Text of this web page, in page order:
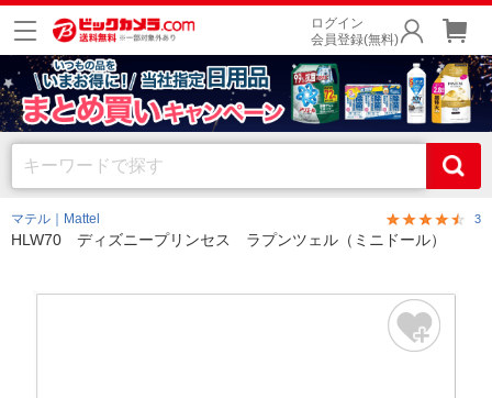
ログイン
会員登録(無料)
マテル｜Mattel 3
HLW70 ディズニープリンセス ラプンツェル（ミニドール）